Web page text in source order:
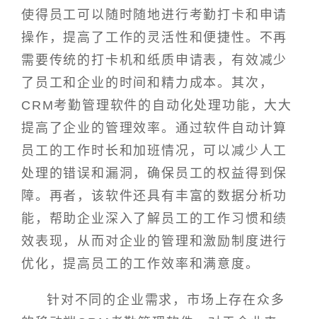
使得员工可以随时随地进行考勤打卡和申请
操作，提高了工作的灵活性和便捷性。不再
需要传统的打卡机和纸质申请表，有效减少
了员工和企业的时间和精力成本。其次，
CRM考勤管理软件的自动化处理功能，大大
提高了企业的管理效率。通过软件自动计算
员工的工作时长和加班情况，可以减少人工
处理的错误和漏洞，确保员工的权益得到保
障。再者，该软件还具有丰富的数据分析功
能，帮助企业深入了解员工的工作习惯和绩
效表现，从而对企业的管理和激励制度进行
优化，提高员工的工作效率和满意度。
针对不同的企业需求，市场上存在众多